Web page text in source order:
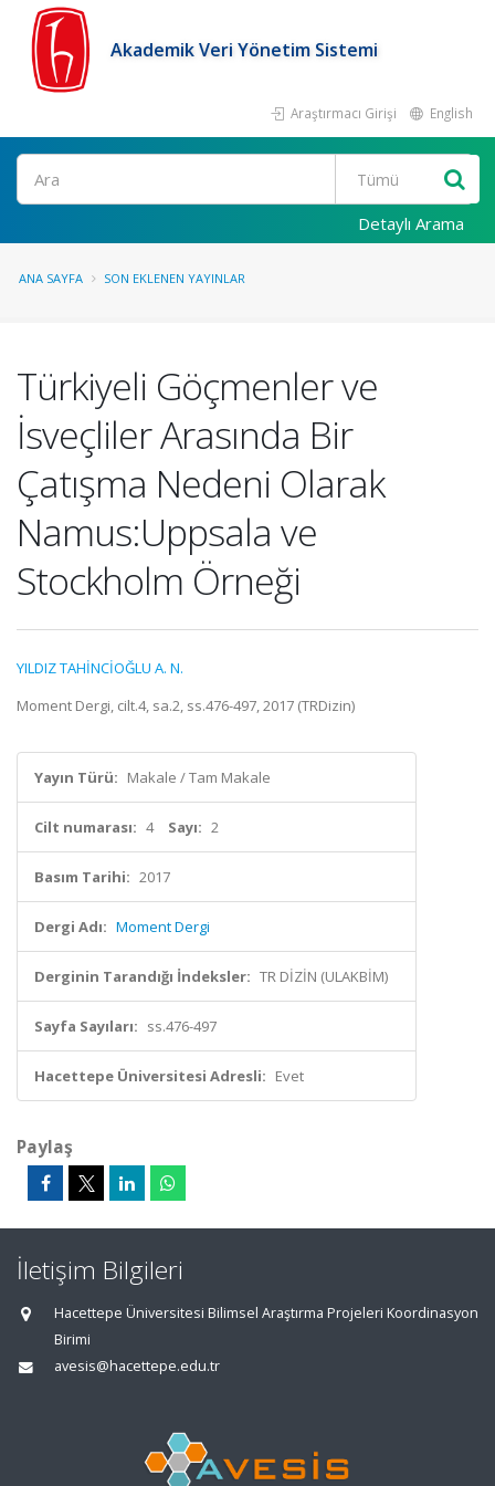
Akademik Veri Yönetim Sistemi
Araştırmacı Girişi English
Ara
Detaylı Arama
ANA SAYFA SON EKLENEN YAYINLAR
Türkiyeli Göçmenler ve
İsveçliler Arasında Bir
Çatışma Nedeni Olarak
Namus:Uppsala ve
Stockholm Örneği
YILDIZ TAHİNCİOĞLU A. N.
Moment Dergi, cilt.4, sa.2, ss.476-497, 2017 (TRDizin)
Yayın Türü: Makale / Tam Makale
Cilt numarası: 4 Sayı: 2
Basım Tarihi: 2017
Dergi Adı: Moment Dergi
Derginin Tarandığı İndeksler: TR DİZİN (ULAKBİM)
Sayfa Sayıları: ss.476-497
Hacettepe Üniversitesi Adresli: Evet
Paylaş
İletişim Bilgileri
Hacettepe Üniversitesi Bilimsel Araştırma Projeleri Koordinasyon
Birimi
avesis@hacettepe.edu.tr